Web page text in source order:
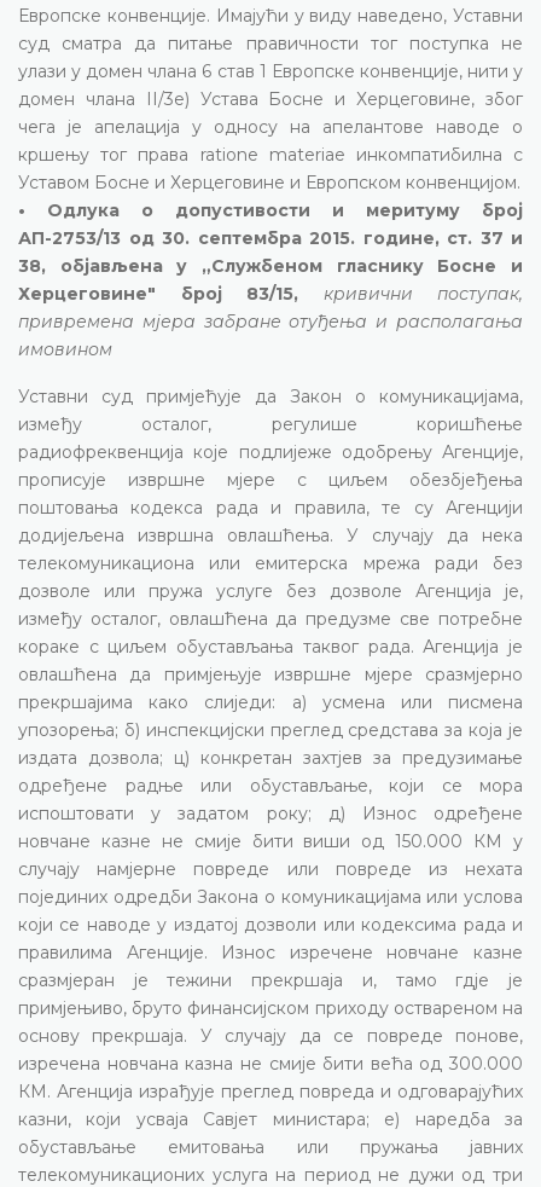
Европске конвенције. Имајући у виду наведено, Уставни
суд сматра да питање правичности тог поступка не
улази у домен члана 6 став 1 Европске конвенције, нити у
домен члана II/3е) Устава Босне и Херцеговине, због
чега је апелација у односу на апелантове наводе о
кршењу тог права ratione materiae инкомпатибилна с
Уставом Босне и Херцеговине и Европском конвенцијом.
• Одлука о допустивости и меритуму број
АП-2753/13 од 30. септембра 2015. године, ст. 37 и
38, објављена у „Службеном гласнику Босне и
Херцеговине" број 83/15, кривични поступак,
привремена мјера забране отуђења и располагања
имовином
Уставни суд примјећује да Закон о комуникацијама,
између осталог, регулише коришћење
радиофреквенција које подлијеже одобрењу Агенције,
прописује извршне мјере с циљем обезбјеђења
поштовања кодекса рада и правила, те су Агенцији
додијељена извршна овлашћења. У случају да нека
телекомуникациона или емитерска мрежа ради без
дозволе или пружа услуге без дозволе Агенција је,
између осталог, овлашћена да предузме све потребне
кораке с циљем обустављања таквог рада. Агенција је
овлашћена да примјењује извршне мјере сразмјерно
прекршајима како слиједи: а) усмена или писмена
упозорења; б) инспекцијски преглед средстава за која је
издата дозвола; ц) конкретан захтјев за предузимање
одређене радње или обустављање, који се мора
испоштовати у задатом року; д) Износ одређене
новчане казне не смије бити виши од 150.000 КМ у
случају намјерне повреде или повреде из нехата
појединих одредби Закона о комуникацијама или услова
који се наводе у издатој дозволи или кодексима рада и
правилима Агенције. Износ изречене новчане казне
сразмјеран је тежини прекршаја и, тамо гдје је
примјењиво, бруто финансијском приходу оствареном на
основу прекршаја. У случају да се повреде понове,
изречена новчана казна не смије бити већа од 300.000
КМ. Агенција израђује преглед повреда и одговарајућих
казни, који усваја Савјет министара; е) наредба за
обустављање емитовања или пружања јавних
телекомуникационих услуга на период не дужи од три